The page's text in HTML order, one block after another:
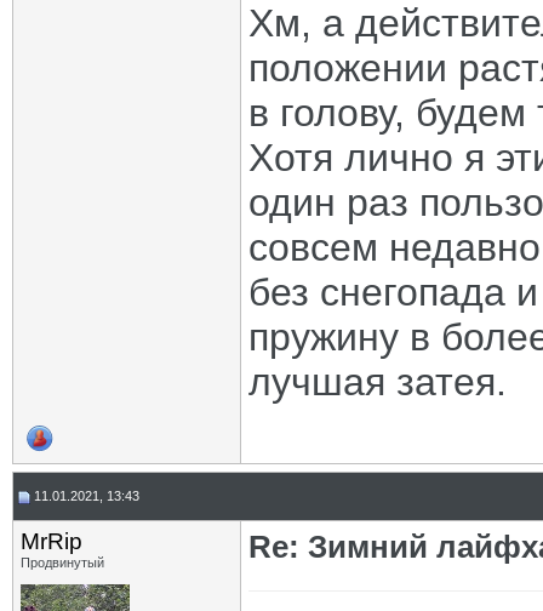
Хм, а
положении
в голову,
Хотя лично я
один раз
совсем
без снегопада
пружину в
лучшая затея.
11.01.2021, 13:43
MrRip
Продвинутый Re: Зимний